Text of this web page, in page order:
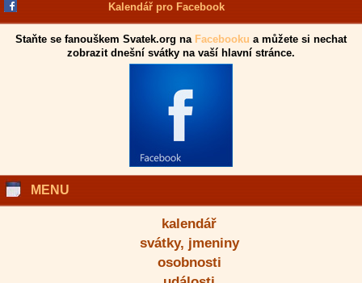
Kalendář pro Facebook
Staňte se fanouškem Svatek.org na Facebooku a můžete si nechat
zobrazit dnešní svátky na vaší hlavní stránce.
MENU
kalendář
svátky, jmeniny
osobnosti